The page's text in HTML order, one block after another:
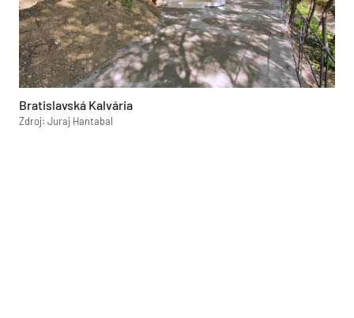
Bratislavská Kalvária
Zdroj: Juraj Hantabal